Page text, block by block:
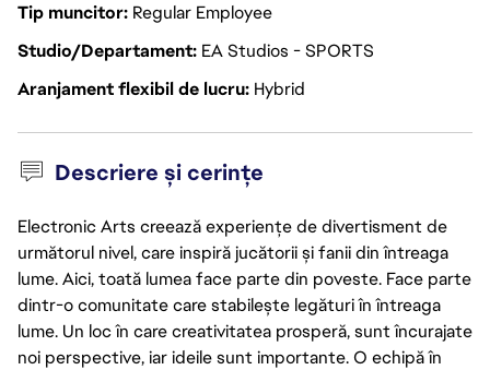
Tip muncitor Regular Employee
Studio/Departament EA Studios - SPORTS
Aranjament flexibil de lucru Hybrid
Descriere și cerințe
Electronic Arts creează experiențe de divertisment de
următorul nivel, care inspiră jucătorii și fanii din întreaga
lume. Aici, toată lumea face parte din poveste. Face parte
dintr-o comunitate care stabilește legături în întreaga
lume. Un loc în care creativitatea prosperă, sunt încurajate
noi perspective, iar ideile sunt importante. O echipă în